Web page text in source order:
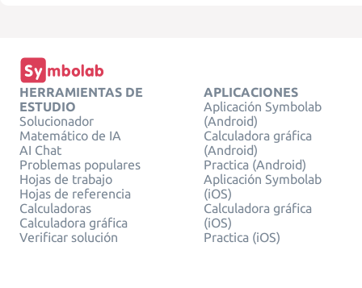
HERRAMIENTAS DE
ESTUDIO
Solucionador
Matemático de IA
AI Chat
Problemas populares
Hojas de trabajo
Hojas de referencia
Calculadoras
Calculadora gráfica
Verificar solución
APLICACIONES
Aplicación Symbolab
(Android)
Calculadora gráfica
(Android)
Practica (Android)
Aplicación Symbolab
(iOS)
Calculadora gráfica
(iOS)
Practica (iOS)